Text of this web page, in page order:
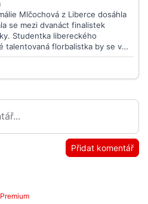
Přidat komentář
Premium